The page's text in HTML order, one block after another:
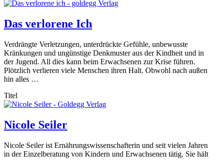
Das verlorene Ich
Verdrängte Verletzungen, unterdrückte Gefühle, unbewusste
Kränkungen und ungünstige Denkmuster aus der Kindheit und in
der Jugend. All dies kann beim Erwachsenen zur Krise führen.
Plötzlich verlieren viele Menschen ihren Halt. Obwohl nach außen
hin alles …
Titel
Nicole Seiler
Nicole Seiler ist Ernährungswissenschafterin und seit vielen Jahren
in der Einzelberatung von Kindern und Erwachsenen tätig. Sie hält